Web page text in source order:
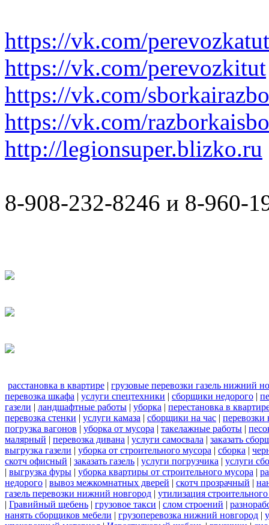
https://vk.com/perevozkatut
https://vk.com/perevozkitut
https://vk.com/
https://vk.com/
http://legionsuper.blizko.ru
8-908-232-8246 и 8-960-
расстановка в квартире | грузовые перевозки газель нижний
перевозка шкафа | услуги спецтехники | сборщики недорого |
газели | ландшафтные работы | уборка | перестановка в
перевозка стенки | услуги камаза | сборщики на час | перевозки
погрузка вагонов | уборка от мусора | такелажные работы |
малярный | перевозка дивана | услуги самосвала | заказать
выгрузка газели | уборка от строительного мусора | сборка |
скотч офисный | заказать газель | услуги погрузчика | услуги
| выгрузка фуры | уборка квартиры от строительного мусора |
недорого | вывоз межкомнатных дверей | скотч прозрачный |
газель перевозки нижний новгород | утилизация
| Гравийный щебень | грузовое такси | слом строений |
нанять сборщиков мебели | грузоперевозка нижний новгород |